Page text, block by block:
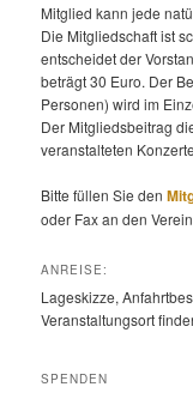
Mitglied kann jede
Die Mitgliedschaft ist
entscheidet der
beträgt 30 Euro. Der
Personen) wird im
Der Mitgliedsbeitrag
veranstalteten
Bitte füllen Sie den
oder Fax an den
ANREISE:
Lageskizze,
Veranstaltungsort
SPENDEN